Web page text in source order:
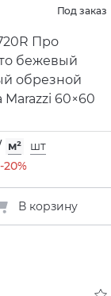
Под заказ
Про
бежевый
обрезной
Marazzi 60×60
м²
шт
-20%
В корзину